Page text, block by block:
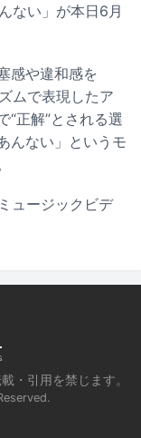
ない」が本日6月
感や違和感を
ムで表現したア
“正解”とされる選
んない」というモ
ュージックビデ
・引用を禁じます。